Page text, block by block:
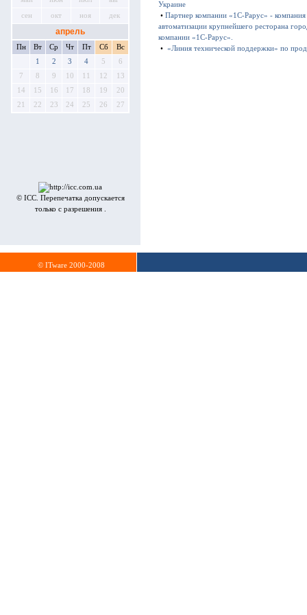
сен окт ноя дек
апрель
Пн Вт Ср Чт Пт Сб
Вс
1
2 3 4 5
6
7
8 9 10 11 12
13
14
15 16 17 18 19
20
21
22 23 24 25 26 27
© ICC. Перепечатка допускается
только с разрешения .
Украине
• Партнер компании «1С-Рарус» -
автоматизации крупнейшего ресторана
компании «1С-Рарус».
• «Линия технической поддержки» по
© ITware 2000-2008